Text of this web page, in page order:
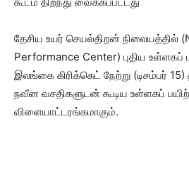
​தேசிய உயர் செயல்திறன் நிலையத்தில்
Performance Center) புதிய உள்ளகப்
இலங்கை கிரிக்கெட் நேற்று (டிசம்பர்
நவீன வசதிகளுடன் கூடிய உள்ளகப்
விளையாட்டரங்கமாகும்.